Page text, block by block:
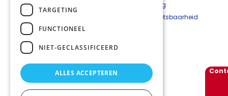
PaTz Ambassadeurs
Cookieverklaring
Beveiligingskwetsbaarheid
Schrijf je in voor onze nieuwsflits
TARGETING
FUNCTIONEEL
NIET-GECLASSIFICEERD
ALLES ACCEPTEREN